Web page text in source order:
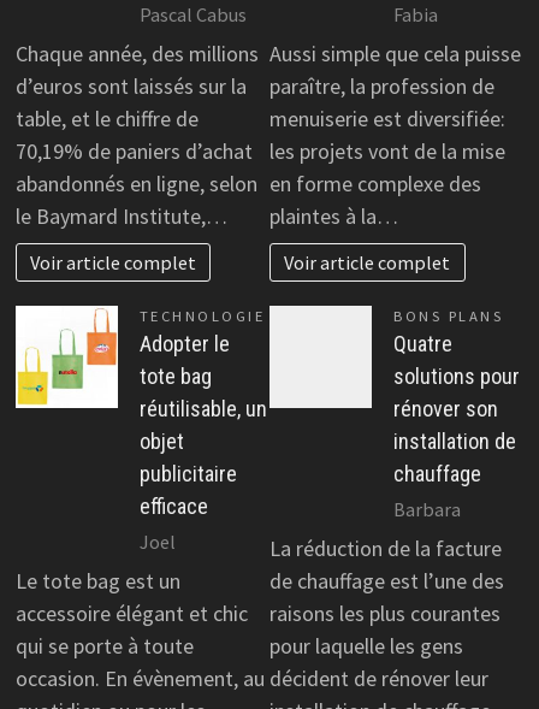
Pascal Cabus
Chaque année, des millions
d’euros sont laissés sur la
table, et le chiffre de
70,19% de paniers d’achat
abandonnés en ligne, selon
le Baymard Institute,…
Voir article complet
Fabia
Aussi simple que cela puisse
paraître, la profession de
menuiserie est diversifiée:
les projets vont de la mise
en forme complexe des
plaintes à la…
Voir article complet
TECHNOLOGIE
Adopter le
tote bag
réutilisable, un
objet
publicitaire
efficace
Joel
Le tote bag est un
accessoire élégant et chic
qui se porte à toute
occasion. En évènement, au
BONS PLANS
Quatre
solutions pour
rénover son
installation de
chauffage
Barbara
La réduction de la facture
de chauffage est l’une des
raisons les plus courantes
pour laquelle les gens
décident de rénover leur